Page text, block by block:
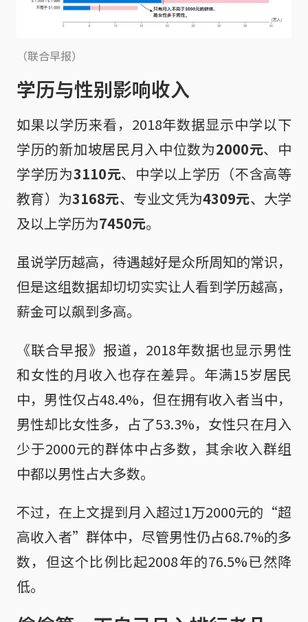
（联合早报）
学历与性别影响收入
如果以学历来看，2018年数据显示中学以下
学历的新加坡居民月入中位数为2000元、中
学学历为3110元、中学以上学历（不含高等
教育）为3168元、专业文凭为4309元、大学
及以上学历为7450元。
​虽说学历越高，待遇越好是众所周知的常识，
但是这组数据却切切实实让人看到学历越高，
薪金可以飙到多高。
《联合早报》报道，2018年数据也显示男性
和女性的月收入也存在差异。年满15岁居民
中，男性仅占48.4%，但在拥有收入者当中，
男性却比女性多，占了53.3%，女性只在月入
少于2000元的群体中占多数，其余收入群组
中都以男性占大多数。
不过，在上文提到月入超过1万2000元的“超
高收入者”群体中，尽管男性仍占68.7%的多
数，但这个比例比起2008年的76.5%已然降
低。